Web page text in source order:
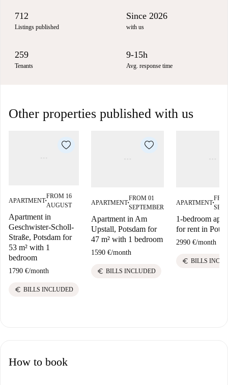
712
Listings published
Since 2026
with us
259
Tenants
9-15h
Avg. response time
Other properties published with us
APARTMENT■
FROM 16
AUGUST
Apartment in
Geschwister-Scholl-
Straße, Potsdam for
53 m² with 1
bedroom
1790 €/month
euro BILLS INCLUDED
APARTMENT■
FROM 01
SEPTEMBER
Apartment in Am
Upstall, Potsdam for
47 m² with 1 bedroom
1590 €/month
euro BILLS INCLUDED
APARTMENT■
1-bedroom
for rent in
2990 €/month
euro BILLS
How to book